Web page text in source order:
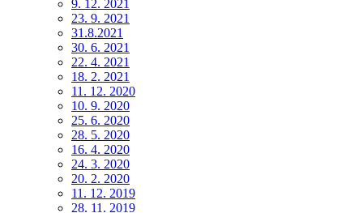
9. 12. 2021
23. 9. 2021
31.8.2021
30. 6. 2021
22. 4. 2021
18. 2. 2021
11. 12. 2020
10. 9. 2020
25. 6. 2020
28. 5. 2020
16. 4. 2020
24. 3. 2020
20. 2. 2020
11. 12. 2019
28. 11. 2019